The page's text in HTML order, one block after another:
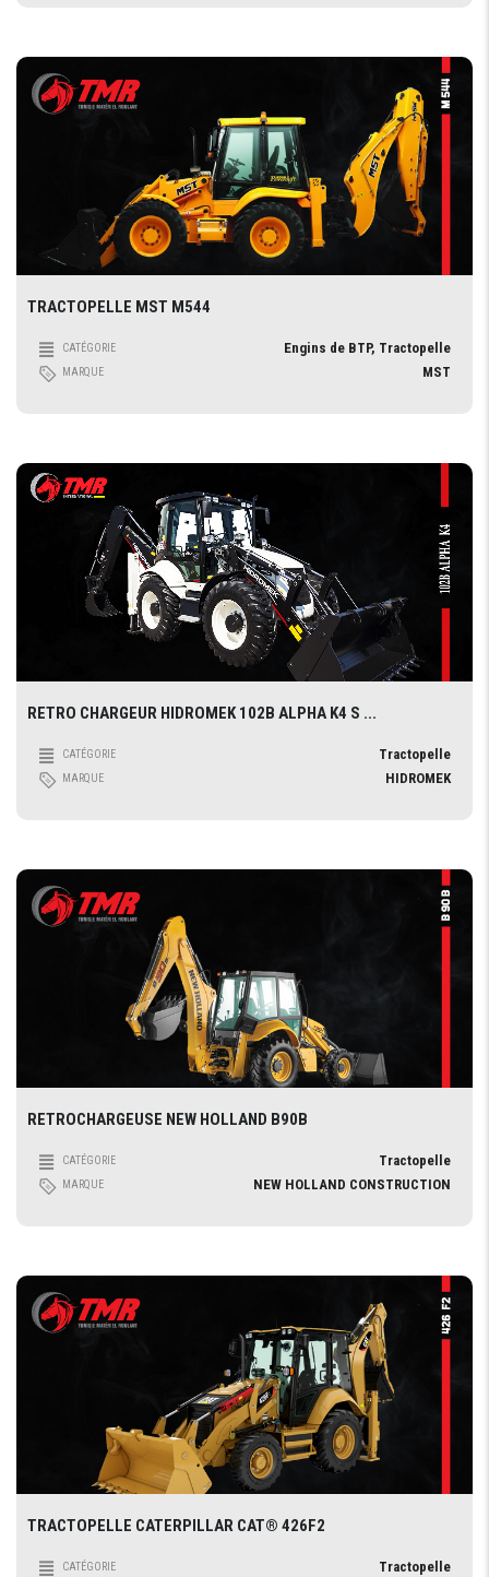
TRACTOPELLE MST M544
CATÉGORIE Engins de BTP, Tractopelle
MARQUE MST
RETRO CHARGEUR HIDROMEK 102B ALPHA K4 S ...
CATÉGORIE Tractopelle
MARQUE HIDROMEK
RETROCHARGEUSE NEW HOLLAND B90B
CATÉGORIE Tractopelle
MARQUE NEW HOLLAND CONSTRUCTION
TRACTOPELLE CATERPILLAR CAT® 426F2
CATÉGORIE Tractopelle